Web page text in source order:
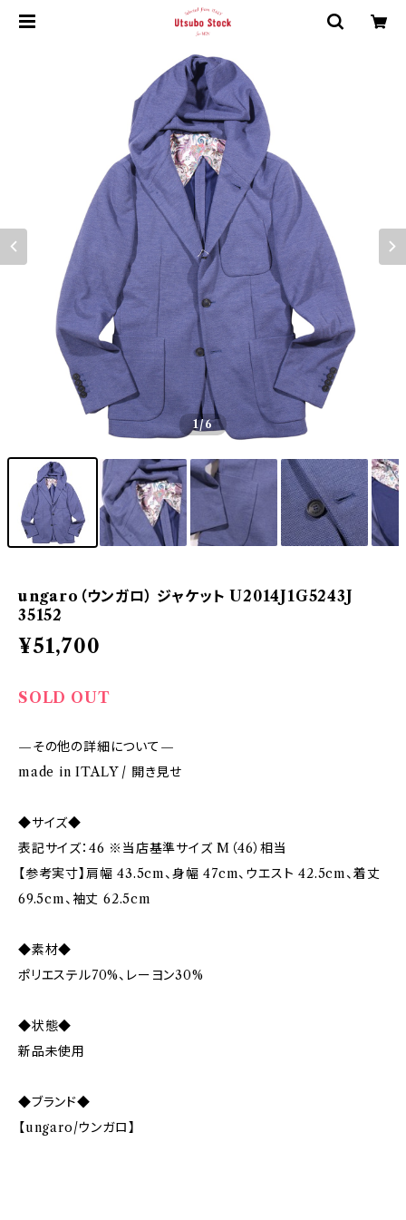
1/6
ungaro（ウンガロ） ジャケット U2014J1G5243J
35152
¥51,700
SOLD OUT
—その他の詳細について—
made in ITALY / 開き見せ
◆サイズ◆
表記サイズ：46 ※当店基準サイズ M（46）相当
【参考実寸】肩幅 43.5cm、身幅 47cm、ウエスト 42.5cm、着丈
69.5cm、袖丈 62.5cm
◆素材◆
ポリエステル70%、レーヨン30%
◆状態◆
新品未使用
◆ブランド◆
【ungaro/ウンガロ】